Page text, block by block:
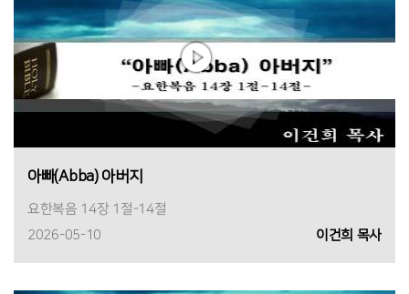
아빠(Abba) 아버지
요한복음 14장 1절-14절
2026-05-10
이건희 목사